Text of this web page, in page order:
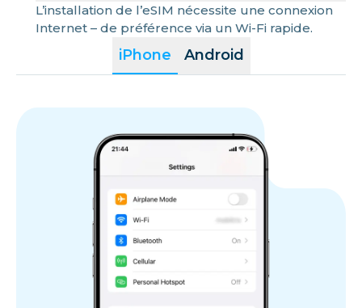
iPhone Android
L’installation de l’eSIM nécessite une connexion
Internet – de préférence via un Wi-Fi rapide.